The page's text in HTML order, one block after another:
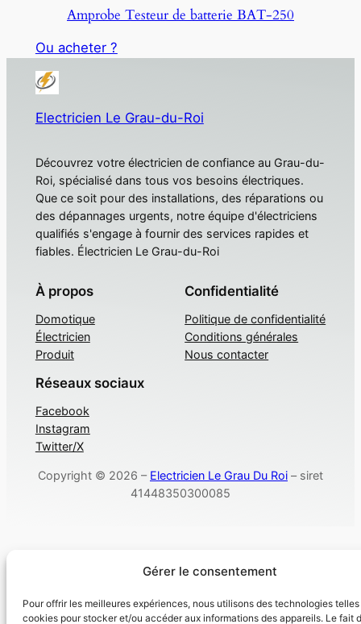
Gérer le consentement
Pour offrir les meilleures expériences, nous utilisons des technologies
cookies pour stocker et/ou accéder aux informations des appareils. Le fait
Amprobe Testeur de batterie BAT-250
Ou acheter ?
Electricien Le Grau-du-Roi
Découvrez votre électricien de confiance au Grau-du-
Roi, spécialisé dans tous vos besoins électriques.
Que ce soit pour des installations, des réparations ou
des dépannages urgents, notre équipe d'électriciens
qualifiés s'engage à fournir des services rapides et
fiables. Électricien Le Grau-du-Roi
À propos
Domotique
Électricien
Produit
Confidentialité
Politique de confidentialité
Conditions générales
Nous contacter
Réseaux sociaux
Facebook
Instagram
Twitter/X
Copyright © 2026 – Electricien Le Grau Du Roi – siret
41448350300085